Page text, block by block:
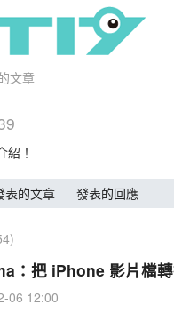
文章
紹！
表的文章 發表的回應
：把 iPhone 影片檔
06 12:00